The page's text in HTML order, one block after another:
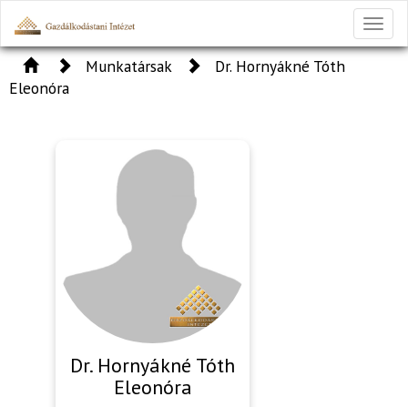
Munkatársak
Dr. Hornyákné Tóth
Eleonóra
Dr. Hornyákné Tóth
Eleonóra